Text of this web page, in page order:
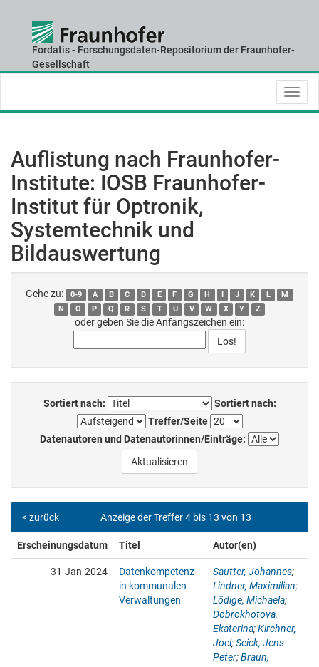
navigation
Fordatis - Forschungsdaten-Repositorium der Fraunhofer-
Gesellschaft
Auflistung nach Fraunhofer-
Institute: IOSB Fraunhofer-
Institut für Optronik,
Systemtechnik und
Bildauswertung
Gehe zu: 0-9 A B C D E F G H I J K L
M
N
O P Q R S T U V W X Y Z
oder geben Sie die Anfangszeichen ein:
Sortiert nach:
Sortiert nach:
Treffer/Seite
Datenautoren und Datenautorinnen/Einträge:
Anzeige der Treffer 4 bis 13 von 13
< zurück
Erscheinungsdatum Titel Autor(en)
31-Jan-2024
Datenkompetenz
in kommunalen
Verwaltungen
Sautter, Johannes;
Lindner, Maximilian;
Lödige, Michaela;
Dobrokhotova,
Ekaterina;Kirchner,
Joel;Seick, Jens-
Peter;Braun,